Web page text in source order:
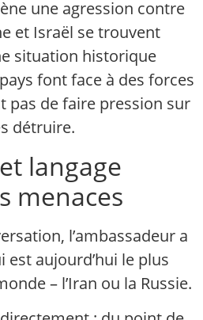
une agression contre
et Israël se trouvent
situation historique
font face à des forces
pas de faire pression sur
détruire.
langage
menaces
l’ambassadeur a
aujourd’hui le plus
– l’Iran ou la Russie.